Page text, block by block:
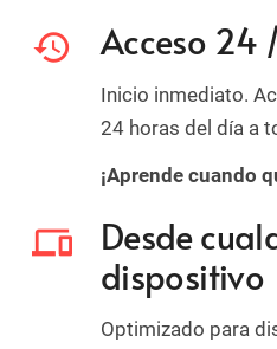
history Acceso 24
Inicio inmediato.
24 horas del día a
¡Aprende cuando
devices
Desde
dispositivo
Optimizado para